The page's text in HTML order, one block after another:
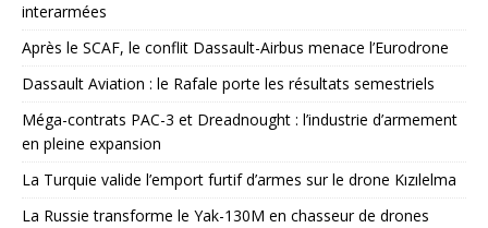
interarmées
Après le SCAF, le conflit Dassault-Airbus menace l’Eurodrone
Dassault Aviation : le Rafale porte les résultats semestriels
Méga-contrats PAC-3 et Dreadnought : l’industrie d’armement
en pleine expansion
La Turquie valide l’emport furtif d’armes sur le drone Kızılelma
La Russie transforme le Yak-130M en chasseur de drones